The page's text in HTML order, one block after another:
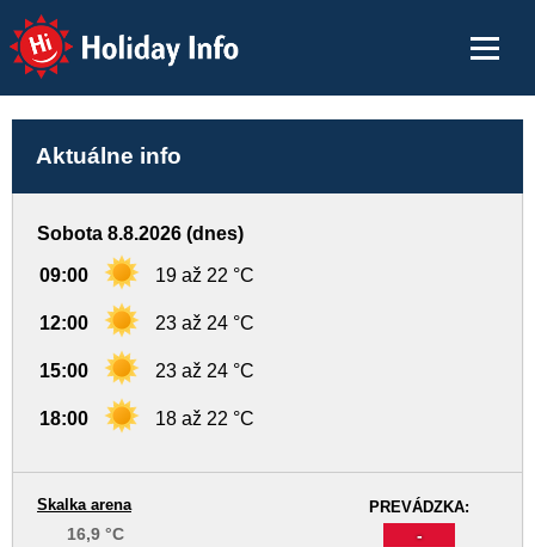
Holiday Info
Aktuálne info
Sobota 8.8.2026 (dnes)
09:00 19 až 22 °C
12:00 23 až 24 °C
15:00 23 až 24 °C
18:00 18 až 22 °C
PREVÁDZKA:
-
Skalka arena
16,9 °C